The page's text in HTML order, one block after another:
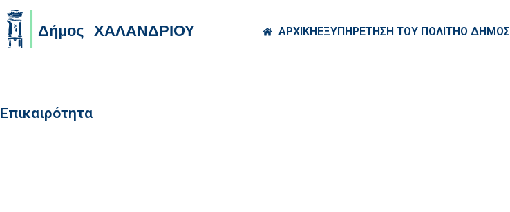
ΑΡΧΙΚΗΕΞΥΠΗΡΕΤΗΣΗ ΤΟΥ ΠΟΛΙΤΗΟ ΔΗΜΟΣ
Επικαιρότητα